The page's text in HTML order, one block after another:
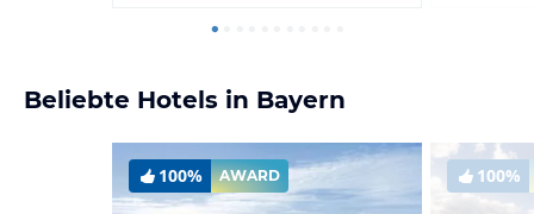
Beliebte Hotels in Bayern
100% AWARD 100%